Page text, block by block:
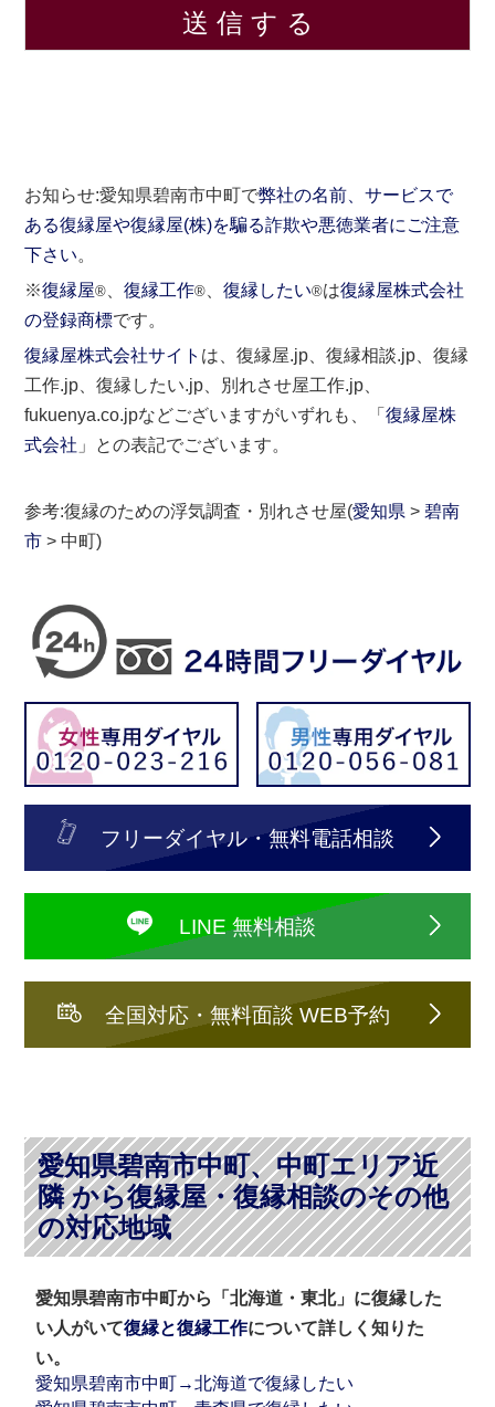
お知らせ:愛知県碧南市中町で弊社の名前、サービスで
ある復縁屋や復縁屋(株)を騙る詐欺や悪徳業者にご注意
下さい。
※復縁屋® 、復縁工作® 、復縁したい®は復縁屋株式会社
の登録商標です。
復縁屋株式会社サイト は、復縁屋.jp、復縁相談.jp、復縁
工作.jp、復縁したい.jp、別れさせ屋工作.jp、
fukuenya.co.jpなどございますがいずれも、「復縁屋株
式会社 」との表記でございます。
参考:復縁のための浮気調査・別れさせ屋(愛知県 > 碧南
市 > 中町)
フリーダイヤル・無料電話相談
LINE 無料相談
全国対応・無料面談 WEB予約
愛知県碧南市中町、中町エリア近
隣 から復縁屋・復縁相談のその他
の対応地域
愛知県碧南市中町から「北海道・東北」に復縁した
い人がいて復縁と復縁工作について詳しく知りた
い。
愛知県碧南市中町→北海道で復縁したい